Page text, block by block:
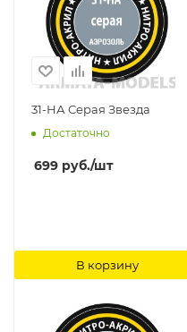
31-НА Серая Звезда
Достаточно
699 руб./шт
В корзину